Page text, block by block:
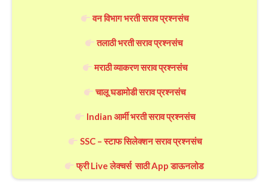
वन विभाग भरती सराव प्रश्नसंच
तलाठी भरती सराव प्रश्नसंच
मराठी व्याकरण सराव प्रश्नसंच
चालू घडामोडी सराव प्रश्नसंच
Indian आर्मी भरती सराव प्रश्नसंच
SSC – स्टाफ सिलेक्शन सराव प्रश्नसंच
फ्री Live लेक्चर्स साठी App डाऊनलोड